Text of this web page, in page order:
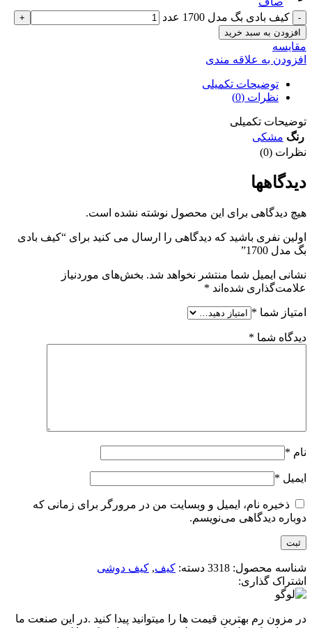
کیف بادی بگ مدل 1700 عدد
افزودن به سبد خرید
مقايسه
افزودن به علاقه مندی
توضیحات تکمیلی
نظرات (0)
توضیحات تکمیلی
رنگ مشکی
نظرات (0)
دیدگاهها
هیچ دیدگاهی برای این محصول نوشته نشده است.
اولین نفری باشید که دیدگاهی را ارسال می کنید برای “کیف بادی
بگ مدل 1700”
نشانی ایمیل شما منتشر نخواهد شد. بخش‌های موردنیاز
علامت‌گذاری شده‌اند *
امتیاز شما *
دیدگاه شما *
نام *
ایمیل *
ذخیره نام، ایمیل و وبسایت من در مرورگر برای زمانی که
دوباره دیدگاهی می‌نویسم.
شناسه محصول: 3318 دسته: کیف, کیف دوشی
اشتراک گذاری:
در مزون رم بهترین قیمت ها را میتوانید پیدا کنید .در این صنعت ما